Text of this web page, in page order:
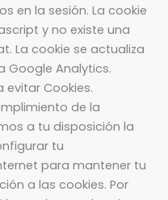
en la sesión. La cookie
y no existe una
La cookie se actualiza
Google Analytics.
Cookies.
de la
a tu disposición la
tu
para mantener tu
a las cookies. Por